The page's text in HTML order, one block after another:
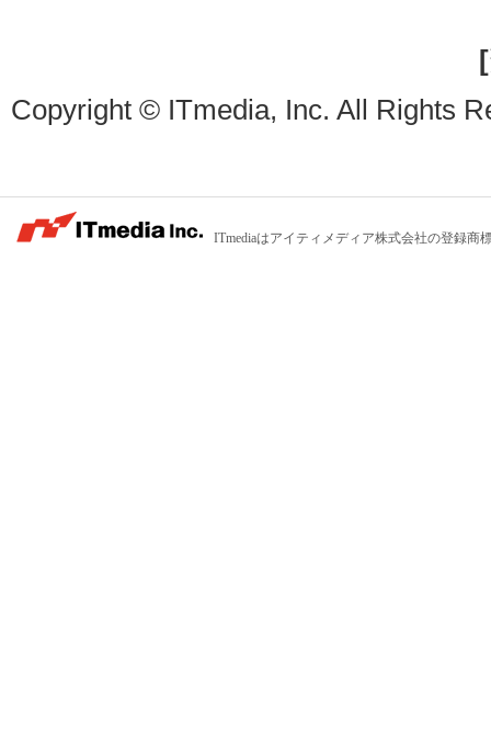
[
Copyright © ITmedia, Inc. All Rights
ITmediaはアイティメディア株式会社の登録商